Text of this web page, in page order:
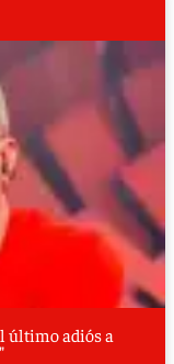
último adiós a